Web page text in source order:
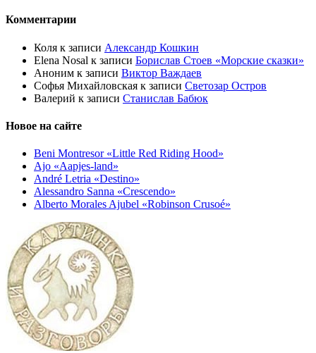
Комментарии
Коля к записи Александр Кошкин
Elena Nosal к записи Борислав Стоев «Морские сказки»
Аноним к записи Виктор Важдаев
Софья Михайловская к записи Светозар Остров
Валерий к записи Станислав Бабюк
Новое на сайте
Beni Montresor «Little Red Riding Hood»
Ajo «Aapjes-land»
André Letria «Destino»
Alessandro Sanna «Crescendo»
Alberto Morales Ajubel «Robinson Crusoé»